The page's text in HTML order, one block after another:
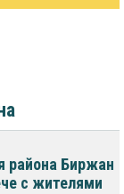
района Биржан
с жителями